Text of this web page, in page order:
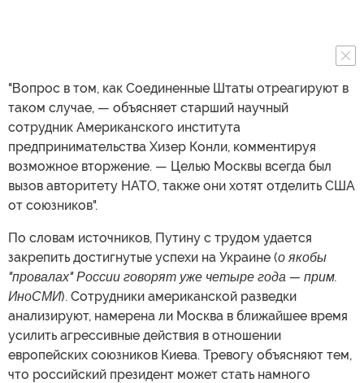
"Вопрос в том, как Соединенные Штаты отреагируют в
таком случае, — объясняет старший научный
сотрудник Американского института
предпринимательства Хизер Конли, комментируя
возможное вторжение. — Целью Москвы всегда был
вызов авторитету НАТО, также они хотят отделить США
от союзников".
По словам источников, Путину с трудом удается
закрепить достигнутые успехи на Украине (о якобы
"провалах" России говорят уже четыре года — прим.
ИноСМИ). Сотрудники американской разведки
анализируют, намерена ли Москва в ближайшее время
усилить агрессивные действия в отношении
европейских союзников Киева. Тревогу объясняют тем,
что российский президент может стать намного